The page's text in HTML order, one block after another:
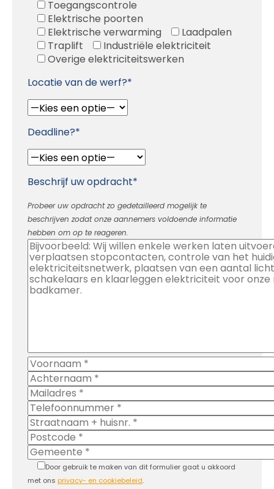
Toegangscontrole
Elektrische poorten
Elektrische verwarming
Laadpalen
Traplift
Industriële elektriciteit
Overige elektriciteitswerken
Locatie van de werf?*
Deadline?*
Beschrijf uw opdracht*
Probeer uw opdracht zo gedetailleerd mogelijk te
beschrijven zodat onze aannemers voldoende informatie
hebben om op te reageren.
Door gebruik te maken van dit formulier gaat u akkoord
met ons privacy- en cookiebeleid.